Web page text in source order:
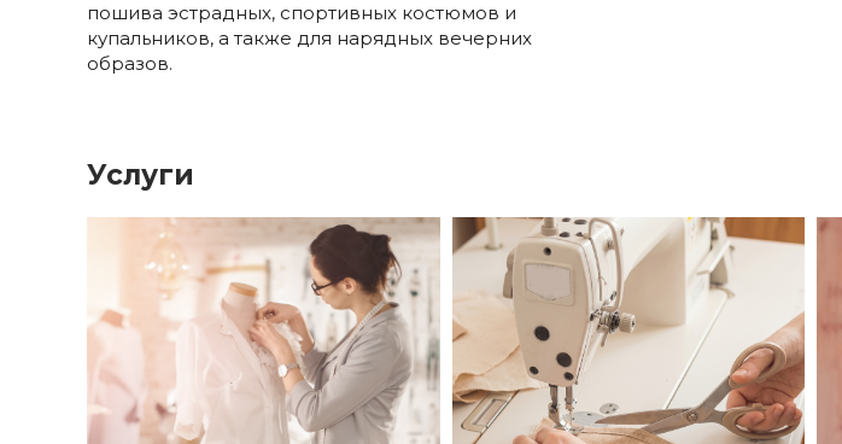
пошива эстрадных, спортивных костюмов и
купальников, а также для нарядных вечерних
образов.
Услуги